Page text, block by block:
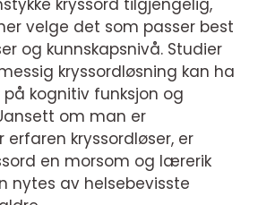
kryssord tilgjengelig,
velge det som passer best
og kunnskapsnivå. Studier
kryssordløsning kan ha
kognitiv funksjon og
om man er
erfaren kryssordløser, er
en morsom og lærerik
nytes av helsebevisste